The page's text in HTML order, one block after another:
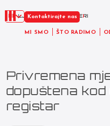
MI SMO ŠTO RADIMO
Kontaktirajte nas
Privremena
dopuštena kod
registar